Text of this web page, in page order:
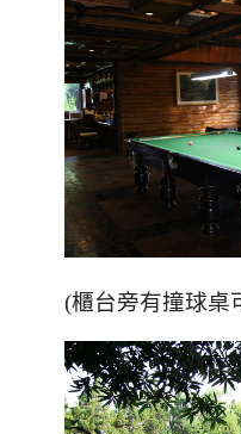
(櫃台旁有撞球桌